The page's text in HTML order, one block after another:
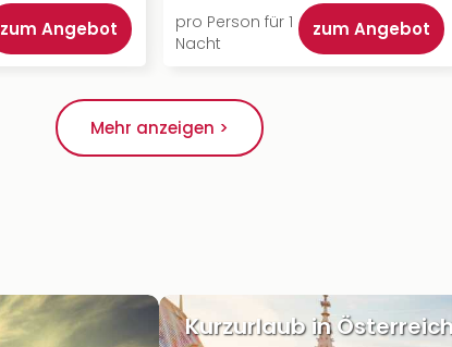
zum Angebot
pro Person für 1
Nacht
zum Angebot
Mehr anzeigen >
Kurzurlaub in